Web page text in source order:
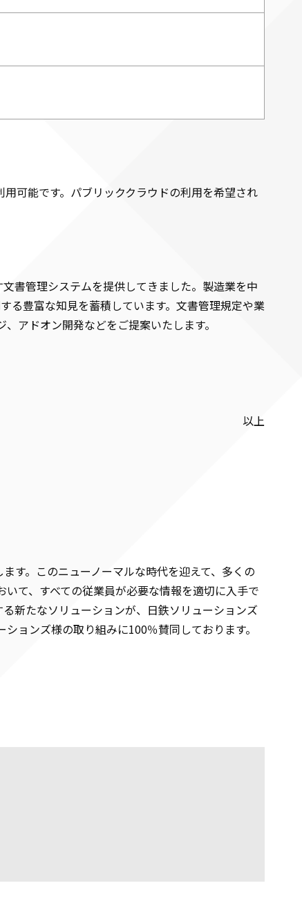
可能です。パブリッククラウドの利用を希望され
書管理システムを提供してきました。製造業を中
る豊富な知見を蓄積しています。文書管理規定や業
アドオン開発などをご提案いたします。
以上
す。このニューノーマルな時代を迎えて、多くの
て、すべての従業員が必要な情報を適切に入手で
新たなソリューションが、日鉄ソリューションズ
ョンズ様の取り組みに100％賛同しております。